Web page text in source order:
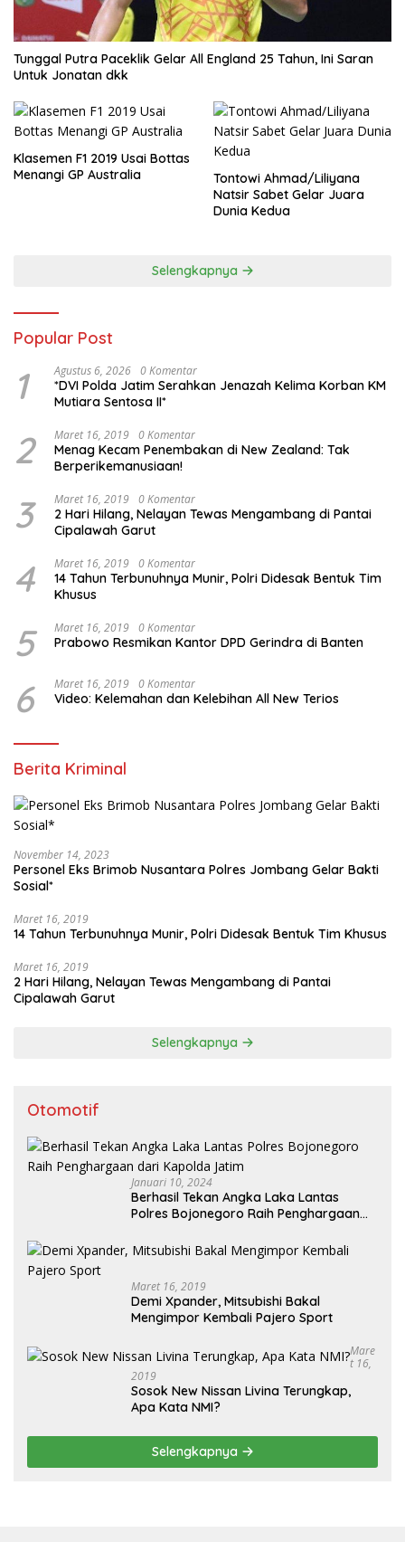
Tunggal Putra Paceklik Gelar All England 25 Tahun, Ini Saran
Untuk Jonatan dkk
Klasemen F1 2019 Usai Bottas
Menangi GP Australia
Tontowi Ahmad/Liliyana
Natsir Sabet Gelar Juara
Dunia Kedua
Selengkapnya
Popular Post
1 Agustus 6, 2026 0 Komentar
*DVI Polda Jatim Serahkan Jenazah Kelima Korban KM
Mutiara Sentosa II*
2 Maret 16, 2019 0 Komentar
Menag Kecam Penembakan di New Zealand: Tak
Berperikemanusiaan!
3 Maret 16, 2019 0 Komentar
2 Hari Hilang, Nelayan Tewas Mengambang di Pantai
Cipalawah Garut
4 Maret 16, 2019 0 Komentar
14 Tahun Terbunuhnya Munir, Polri Didesak Bentuk Tim
Khusus
5 Maret 16, 2019 0 Komentar
Prabowo Resmikan Kantor DPD Gerindra di Banten
6 Maret 16, 2019 0 Komentar
Video: Kelemahan dan Kelebihan All New Terios
Berita Kriminal
November 14, 2023
Personel Eks Brimob Nusantara Polres Jombang Gelar Bakti
Sosial*
Maret 16, 2019
14 Tahun Terbunuhnya Munir, Polri Didesak Bentuk Tim Khusus
Maret 16, 2019
2 Hari Hilang, Nelayan Tewas Mengambang di Pantai
Cipalawah Garut
Selengkapnya
Otomotif
Januari 10, 2024
Berhasil Tekan Angka Laka Lantas
Polres Bojonegoro Raih Penghargaan
Maret 16, 2019
Demi Xpander, Mitsubishi Bakal
Mengimpor Kembali Pajero Sport
Mare
T 16,
2019
Sosok New Nissan Livina Terungkap,
Apa Kata NMI?
Selengkapnya